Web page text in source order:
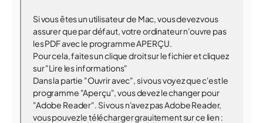
Si vous êtes un utilisateur de Mac, vous devez vous
assurer que par défaut, votre ordinateur n'ouvre pas
les PDF avec le programme APERÇU.
Pour cela, faites un clique droit sur le fichier et cliquez
sur "Lire les informations"
Dans la partie "Ouvrir avec", si vous voyez que c'est le
programme "Aperçu", vous devez le changer pour
"Adobe Reader". Si vous n'avez pas Adobe Reader,
vous pouvez le télécharger grauitement sur ce lien :